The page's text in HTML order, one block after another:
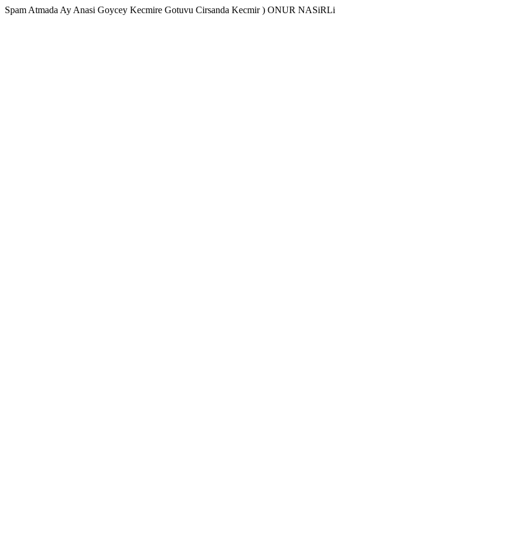
Spam Atmada Ay Anasi Goycey Kecmire Gotuvu Cirsanda Kecmir ) ONUR NASiRLi